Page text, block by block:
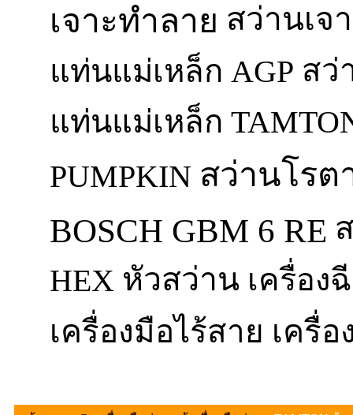
เจาะทำลาย สว่านเจ
แท่นแม่เหล็ก AGP สว่
แท่นแม่เหล็ก
PUMPKIN สว่านโรต
BOSCH GBM 6 RE
HEX หัวสว่าน เครื่อง
เครื่องมือไร้สาย เครื่อ